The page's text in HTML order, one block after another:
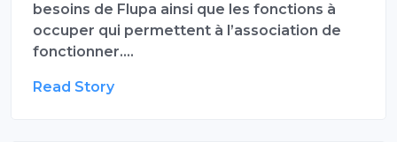
besoins de Flupa ainsi que les fonctions à
occuper qui permettent à l’association de
fonctionner.…
Read Story